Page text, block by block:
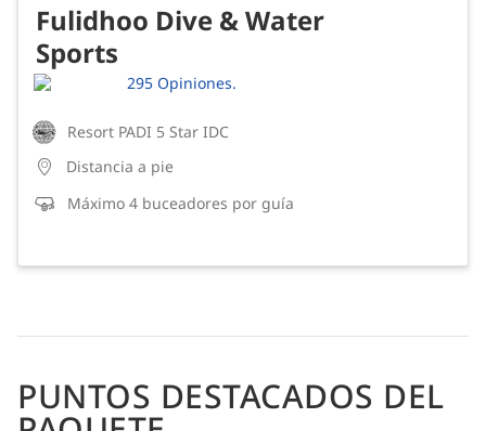
Fulidhoo Dive & Water
Sports
295 Opiniones.
Resort PADI 5 Star IDC
Distancia a pie
Máximo 4 buceadores por guía
PUNTOS DESTACADOS DEL